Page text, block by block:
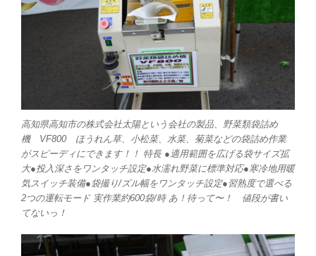
高知県高知市の株式会社太陽という会社の製品、野菜類袋詰め
機 VF800 ほうれん草、小松菜、水菜、菊菜などの袋詰め作業
がスピーディにできます！！ 特長 ●適用範囲を広げる袋サイズ拡
大●投入深さをワンタッチ設定●水濡れ野菜に標準対応●寒冷地用暖
気スイッチ装備●袋撮り/ズル幅をワンタッチ設定●習熟度で選べる
2つの運転モード 実作業約600袋/時 あ！待って〜！ 値段が書い
てないっ！